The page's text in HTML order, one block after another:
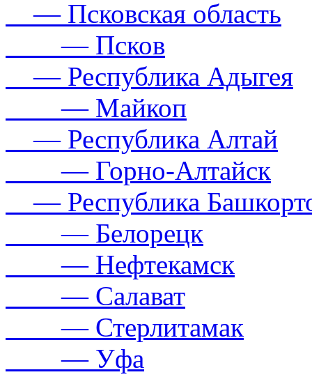
— Псковская область
— Псков
— Республика Адыгея
— Майкоп
— Республика Алтай
— Горно-Алтайск
— Республика
— Белорецк
— Нефтекамск
— Салават
— Стерлитамак
— Уфа